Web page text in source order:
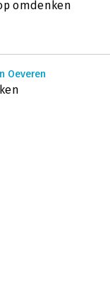
omdenken
Oeveren